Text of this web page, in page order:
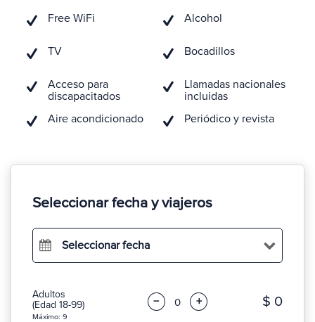
Free WiFi
TV
Acceso para
discapacitados
Aire acondicionado
Alcohol
Bocadillos
Llamadas nacionales
incluidas
Periódico y revista
Seleccionar fecha y viajeros
Seleccionar fecha
Adultos
(Edad 18-99)
Máximo: 9
− + $ 0